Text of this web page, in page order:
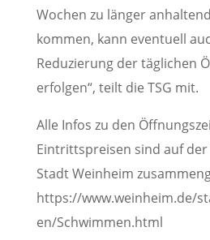
Wochen zu länger
kommen, kann eventuell
Reduzierung der täglichen
erfolgen“, teilt die TSG mit.
Alle Infos zu den
Eintrittspreisen sind auf
Stadt Weinheim
https://www.weinheim.de/
en/Schwimmen.html